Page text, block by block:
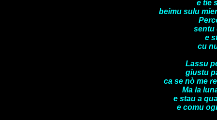
e tie
beimu sulu
sentu
e
cu
Lassu
giustu
ca se nò me
Ma la
e stau a
e comu